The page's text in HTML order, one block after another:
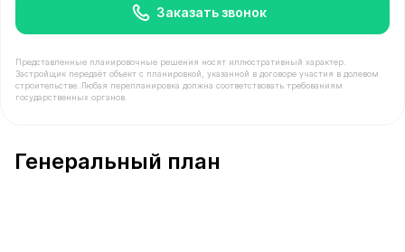
Заказать звонок
Представленные планировочные решения носят иллюстративный характер.
Застройщик передаёт объект с планировкой, указанной в договоре участия в долевом
строительстве. Любая перепланировка должна соответствовать требованиям
государственных органов.
Генеральный план